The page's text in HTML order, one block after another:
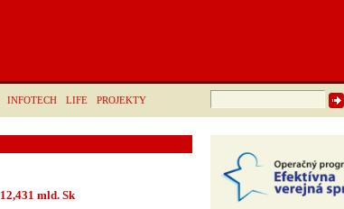
INFOTECH LIFE PROJEKTY
Hľadať:
mld. Sk